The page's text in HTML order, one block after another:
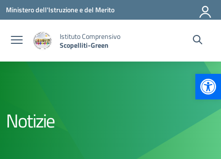
Vai ai contenuti
Vai al menu di navigazione
Vai al footer
Ministero dell'Istruzione e del Merito
Istituto Comprensivo
Scopelliti-Green
Notizie